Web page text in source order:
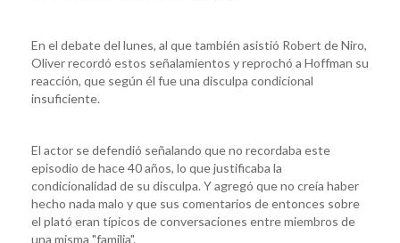
En el debate del lunes, al que también asistió Robert de Niro,
Oliver recordó estos señalamientos y reprochó a Hoffman su
reacción, que según él fue una disculpa condicional
insuficiente.
El actor se defendió señalando que no recordaba este
episodio de hace 40 años, lo que justificaba la
condicionalidad de su disculpa. Y agregó que no creía haber
hecho nada malo y que sus comentarios de entonces sobre
el plató eran típicos de conversaciones entre miembros de
una misma "familia".